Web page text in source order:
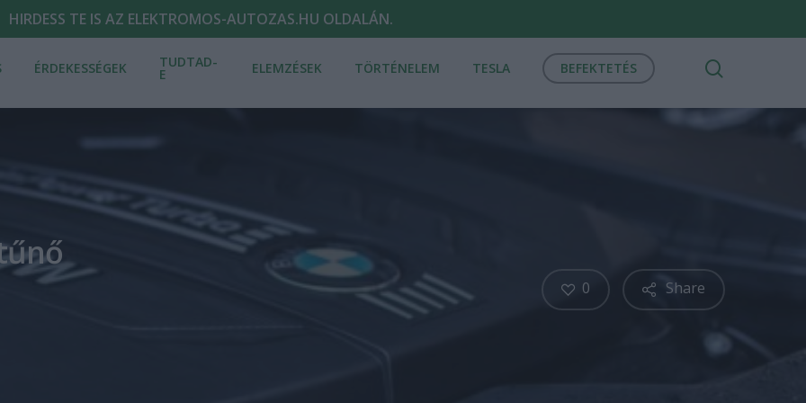
HIRDESS TE IS AZ ELEKTROMOS-AUTOZAS.HU OLDALÁN.
ÉRDEKESSÉGEK TUDTAD-
E ELEMZÉSEK TÖRTÉNELEM TESLA BEFEKTETÉS
Share
0